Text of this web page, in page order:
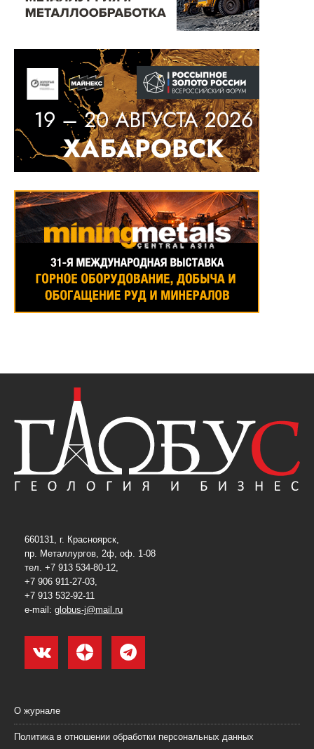
660131, г. Красноярск,
пр. Металлургов, 2ф, оф. 1-08
тел. +7 913 534-80-12,
+7 906 911-27-03,
+7 913 532-92-11
e-mail: globus-j@mail.ru
О журнале
Политика в отношении обработки персональных данных